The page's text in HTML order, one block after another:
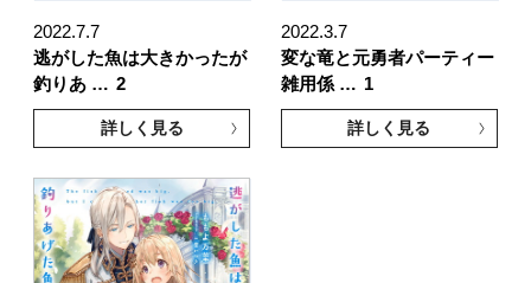
2022.7.7
逃がした魚は大きかったが
釣りあ … 2
詳しく見る
2022.3.7
変な竜と元勇者パーティー
雑用係 … 1
詳しく見る